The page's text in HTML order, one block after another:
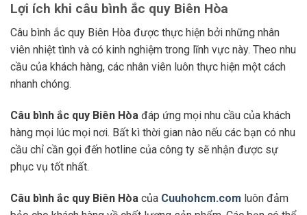
Lợi ích khi câu bình ắc quy Biên Hòa
Câu bình ắc quy Biên Hòa được thực hiện bởi những nhân
viên nhiệt tình và có kinh nghiệm trong lĩnh vực này. Theo nhu
cầu của khách hàng, các nhân viên luôn thực hiện một cách
nhanh chóng.
Câu bình ắc quy Biên Hòa đáp ứng mọi nhu cầu của khách
hàng mọi lúc mọi nơi. Bất kì thời gian nào nếu các bạn có nhu
cầu chỉ cần gọi đến hotline của công ty sẽ nhận được sự
phục vụ tốt nhất.
Câu bình ắc quy Biên Hòa của Cuuhohcm.com luôn đảm